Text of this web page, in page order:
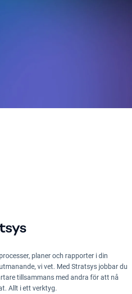
planer och rapporter i din
vi vet. Med Stratsys jobbar du
tillsammans med andra för att nå
Allt i ett verktyg.